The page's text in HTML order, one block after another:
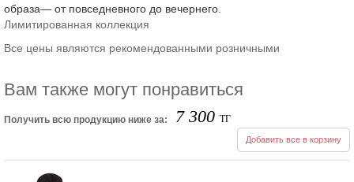
образа— от повседневного до вечернего.
Лимитированная коллекция
Все цены являются рекомендованными розничными
Вам также могут понравиться
Получить всю продукцию ниже за: 7 300 ТГ
Добавить все в корзину